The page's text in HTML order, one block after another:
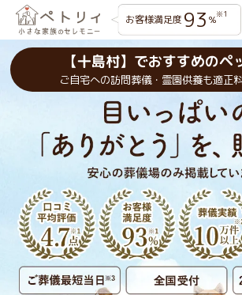
お客様満足度 93 %※1
【十島村】でおすすめのペ
ご自宅への訪問葬儀・霊園供養も適正